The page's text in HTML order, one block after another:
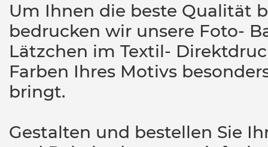
Um Ihnen die beste Qualität
bedrucken wir unsere Foto-
Lätzchen im Textil-
Farben Ihres Motivs
bringt.
Gestalten und bestellen Sie